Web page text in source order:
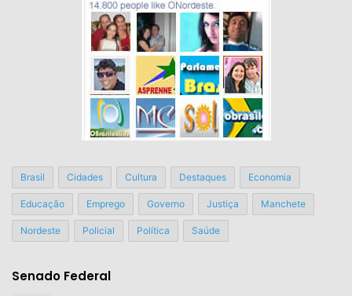
Brasil Cidades Cultura Destaques Economia
Educação Emprego Governo Justiça Manchete
Nordeste Policial Política Saúde
Senado Federal